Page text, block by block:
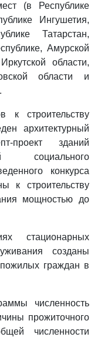
(в Республике
Ингушетия,
Татарстан,
Амурской
области,
области и
к строительству
архитектурный
проект зданий
социального
конкурса
к строительству
мощностью до
стационарных
созданы
граждан в
численность
прожиточного
численности